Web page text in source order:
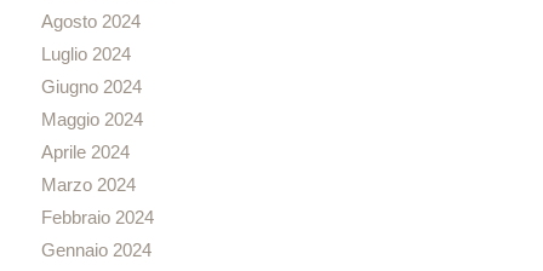
Agosto 2024
Luglio 2024
Giugno 2024
Maggio 2024
Aprile 2024
Marzo 2024
Febbraio 2024
Gennaio 2024